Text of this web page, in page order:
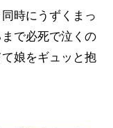
時にうずくまっ
で必死で泣くの
娘をギュッと抱